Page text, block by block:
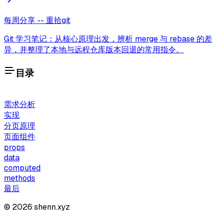
每周分享 -- 重拾git
Git 学习笔记：从核心原理出发，辨析 merge 与 rebase 的差
异，并整理了本地与远程仓库版本回退的常用指令。
目录
需求分析
实现
分页原理
页面组件
props
data
computed
methods
最后
© 2026 shenn.xyz